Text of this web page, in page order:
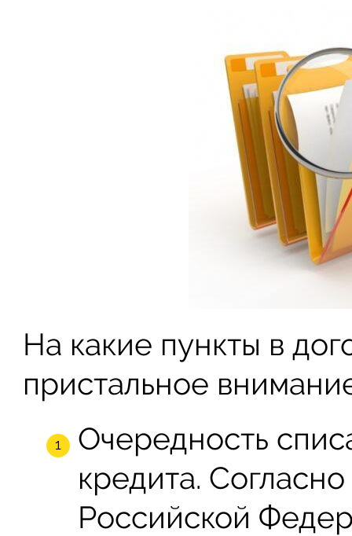
На какие пункты в
пристальное
Очередность
кредита.
Российской